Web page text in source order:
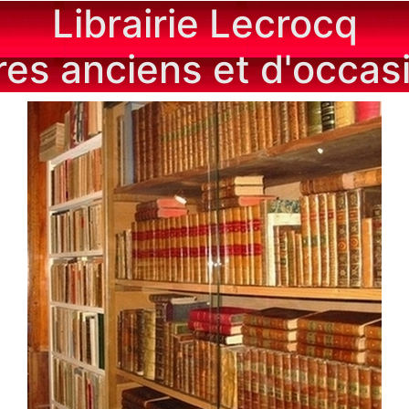
Librairie Lecrocq
anciens et